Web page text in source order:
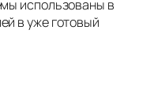
использованы в
в уже готовый